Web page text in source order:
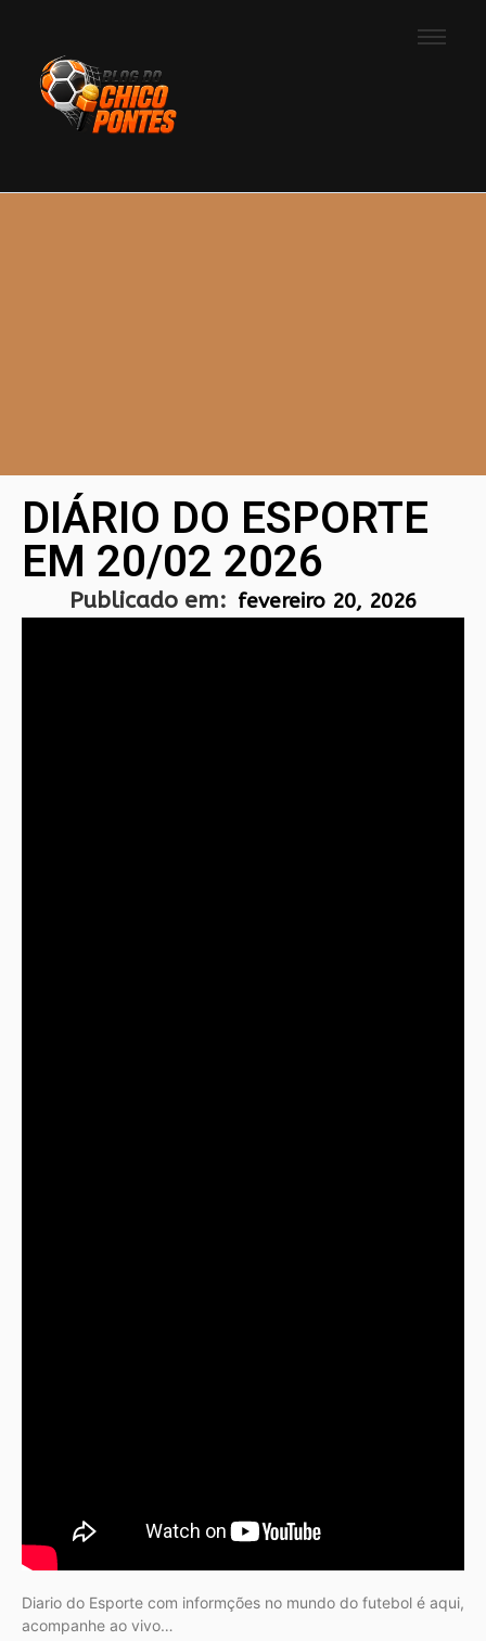
DIÁRIO DO ESPORTE
EM 20/02 2026
Publicado em: fevereiro 20, 2026
Diario do Esporte com informções no mundo do futebol é aqui,
acompanhe ao vivo…